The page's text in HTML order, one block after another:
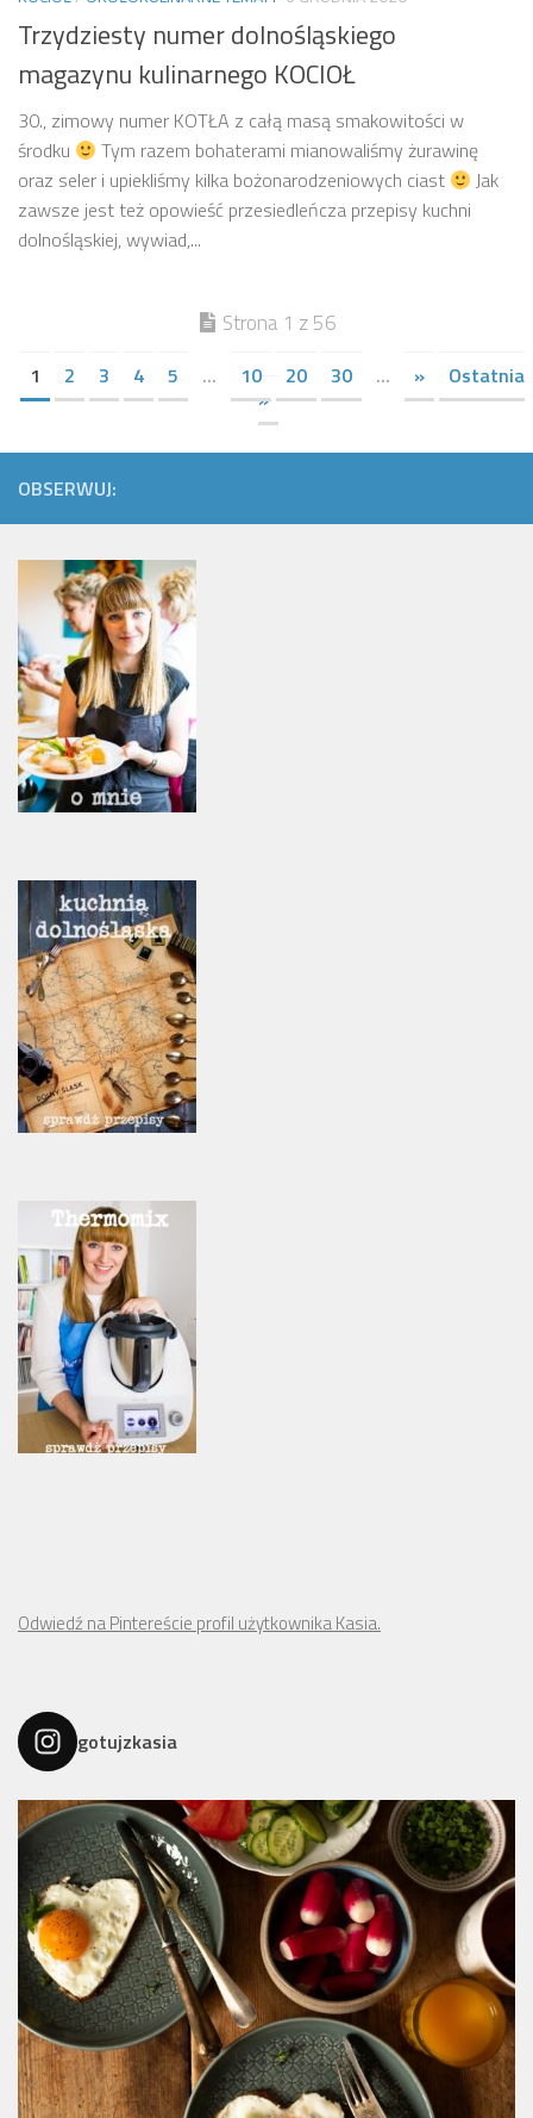
Trzydziesty numer dolnośląskiego
magazynu kulinarnego KOCIOŁ
30., zimowy numer KOTŁA z całą masą smakowitości w
środku
Tym razem bohaterami mianowaliśmy żurawinę
oraz seler i upiekliśmy kilka bożonarodzeniowych ciast
Jak
zawsze jest też opowieść przesiedleńcza przepisy kuchni
dolnośląskiej, wywiad,...
Strona 1 z 56
1 2 3 4 5 ... 10 20 30 ... »
Ostatnia
»
OBSERWUJ:
Odwiedź na Pintereście profil użytkownika Kasia.
gotujzkasia